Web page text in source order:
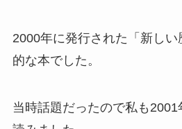
2000年に発行された「新し
的な本でした。
当時話題だったので私も